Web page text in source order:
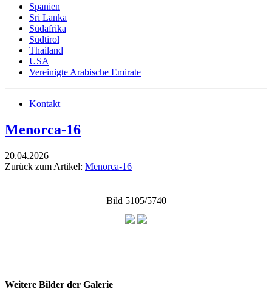
Spanien
Sri Lanka
Südafrika
Südtirol
Thailand
USA
Vereinigte Arabische Emirate
Kontakt
Menorca-16
20.04.2026
Zurück zum Artikel: Menorca-16
Bild 5105/5740
Weitere Bilder der Galerie